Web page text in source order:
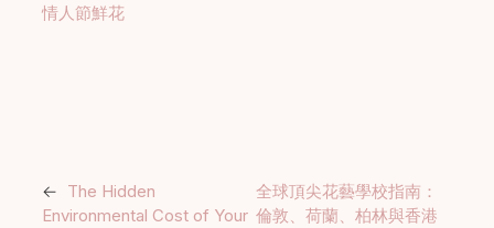
情人節鮮花
← The Hidden
Environmental Cost of Your
全球頂尖花藝學校指南：
倫敦、荷蘭、柏林與香港